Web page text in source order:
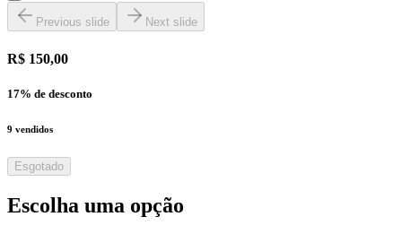
Previous slide Next slide
R$ 150,00
17% de desconto
9 vendidos
Esgotado
Escolha uma opção